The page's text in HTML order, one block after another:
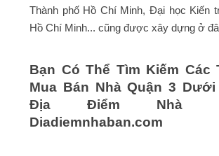
Thành phố Hồ Chí Minh, Đại học Kiến
Hồ Chí Minh... cũng được xây dựng ở
Bạn Có Thể Tìm Kiếm Các
Mua Bán Nhà Quận 3
Địa Điểm Nhà
Diadiemnhaban.com